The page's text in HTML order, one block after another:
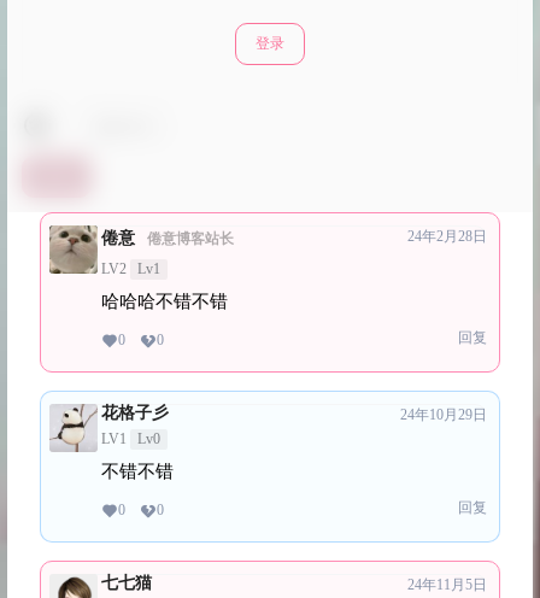
登录
倦意
倦意博客站长
LV2
Lv1
24年2月28日
哈哈哈不错不错
0 0 回复
花格子彡
LV1 Lv0
24年10月29日
不错不错
0 0 回复
七七猫 24年11月5日